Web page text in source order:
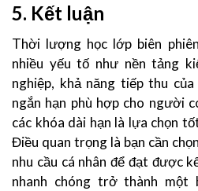
5. Kết luận
Thời lượng học lớp biên
nhiều yếu tố như nền tảng
nghiệp, khả năng tiếp thu
ngắn hạn phù hợp cho người
các khóa dài hạn là lựa chọn
Điều quan trọng là bạn cần
nhu cầu cá nhân để đạt được
nhanh chóng trở thành một